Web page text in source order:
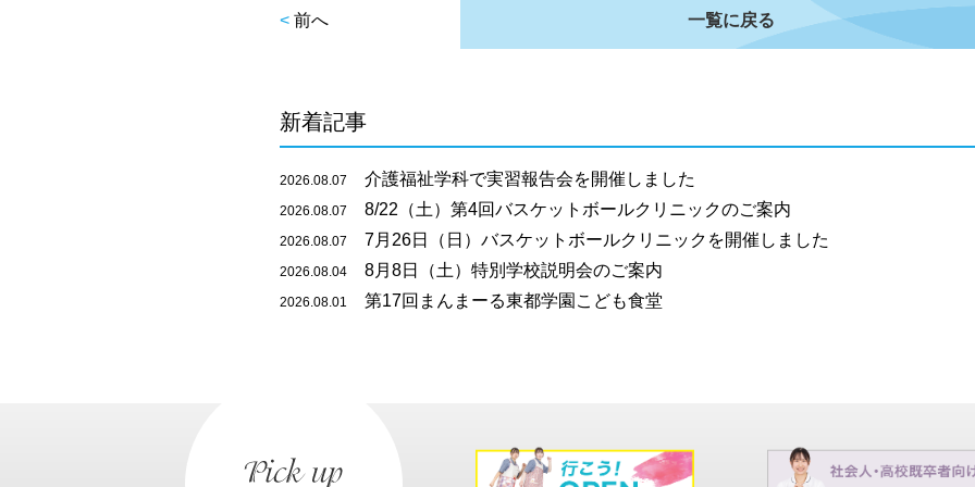
< 前へ 一覧に戻る
新着記事
2026.08.07 介護福祉学科で実習報告会を開催しました
2026.08.07 8/22（土）第4回バスケットボールクリニックのご案内
2026.08.07 7月26日（日）バスケットボールクリニックを開催しました
2026.08.04 8月8日（土）特別学校説明会のご案内
2026.08.01 第17回まんまーる東都学園こども食堂